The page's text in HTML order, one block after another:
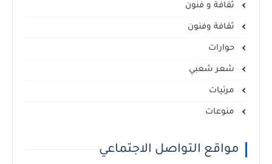
ثقافة و فنون
ثقافة وفنون
حوارات
شعر شعبي
مرئيات
منوعات
مواقع التواصل الاجتماعي